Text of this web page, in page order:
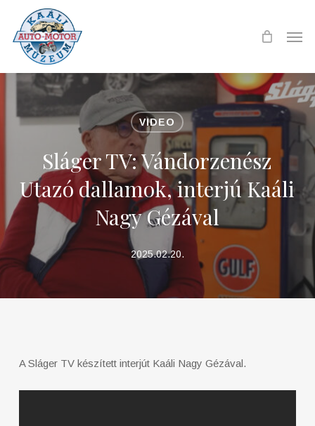
main
content
VIDEO
Sláger TV: Vándorzenész
Utazó dallamok, interjú Kaáli
Nagy Gézával
2025.02.20.
A Sláger TV készített interjút Kaáli Nagy Gézával.